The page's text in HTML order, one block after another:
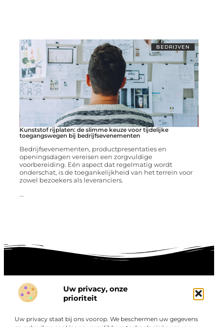
Uw privacy, onze
prioriteit
Uw privacy staat bij ons voorop. We beschermen uw gegevens
BEDRIJVEN
Kunststof rijplaten: de slimme keuze voor tijdelijke
toegangswegen bij bedrijfsevenementen
Bedrijfsevenementen, productpresentaties en
openingsdagen vereisen een zorgvuldige
voorbereiding. Eén aspect dat regelmatig wordt
onderschat, is de toegankelijkheid van het terrein voor
zowel bezoekers als leveranciers.
...
Over
Onze informatie